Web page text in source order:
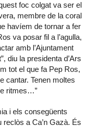
foc colgat va ser el
membre de la coral
havíem de tornar a fer
va posar fil a l’agulla,
amb l’Ajuntament
diu la presidenta d’Ars
tot el que fa Pep Ros,
cantar. Tenen moltes
ritmes…”
i els consegüents
a Ca’n Gazà. És